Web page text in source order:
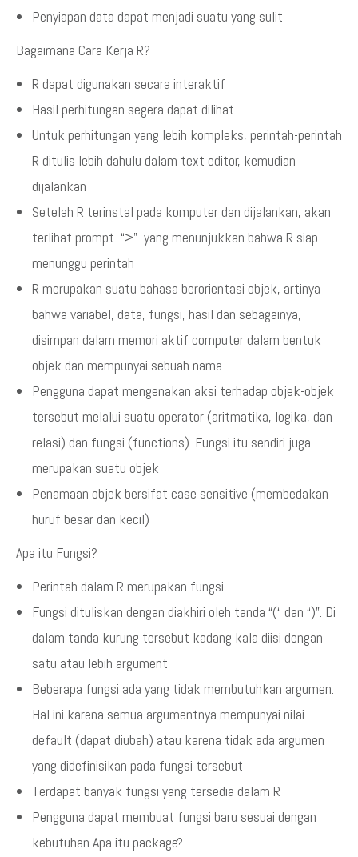
Penyiapan data dapat menjadi suatu yang sulit
Bagaimana Cara Kerja R?
R dapat digunakan secara interaktif
Hasil perhitungan segera dapat dilihat
Untuk perhitungan yang lebih kompleks, perintah-perintah
R ditulis lebih dahulu dalam text editor, kemudian
dijalankan
Setelah R terinstal pada komputer dan dijalankan, akan
terlihat prompt “>” yang menunjukkan bahwa R siap
menunggu perintah
R merupakan suatu bahasa berorientasi objek, artinya
bahwa variabel, data, fungsi, hasil dan sebagainya,
disimpan dalam memori aktif computer dalam bentuk
objek dan mempunyai sebuah nama
Pengguna dapat mengenakan aksi terhadap objek-objek
tersebut melalui suatu operator (aritmatika, logika, dan
relasi) dan fungsi (functions). Fungsi itu sendiri juga
merupakan suatu objek
Penamaan objek bersifat case sensitive (membedakan
huruf besar dan kecil)
Apa itu Fungsi?
Perintah dalam R merupakan fungsi
Fungsi dituliskan dengan diakhiri oleh tanda “(“ dan “)”. Di
dalam tanda kurung tersebut kadang kala diisi dengan
satu atau lebih argument
Beberapa fungsi ada yang tidak membutuhkan argumen.
Hal ini karena semua argumentnya mempunyai nilai
default (dapat diubah) atau karena tidak ada argumen
yang didefinisikan pada fungsi tersebut
Terdapat banyak fungsi yang tersedia dalam R
Pengguna dapat membuat fungsi baru sesuai dengan
kebutuhan Apa itu package?